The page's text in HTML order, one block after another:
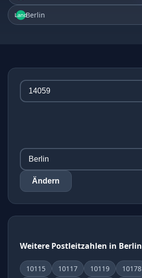
LandBerlin
Ändern
Weitere Postleitzahlen in Berlin
10115 10117 10119 10178